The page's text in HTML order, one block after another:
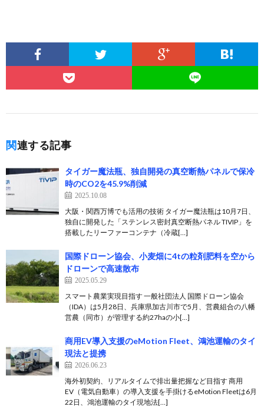
関連する記事
タイガー魔法瓶、独自開発の真空断熱パネルで保冷
時のCO2を45.9%削減
2025.10.08
大阪・関西万博でも活用の技術 タイガー魔法瓶は10月7日、
独自に開発した「ステンレス密封真空断熱パネル TIVIP」を
搭載したリーファーコンテナ（冷蔵[…]
国際ドローン協会、小麦畑に4tの粒剤肥料を空から
ドローンで高速散布
2025.05.29
スマート農業実現目指す 一般社団法人 国際ドローン協会
（IDA）は5月28日、兵庫県加古川市で5月、営農組合の八幡
営農（同市）が管理する約27haの小[…]
商用EV導入支援のeMotion Fleet、鴻池運輸のタイ
現法と提携
2026.06.23
海外初契約、リアルタイムで排出量把握など目指す 商用
EV（電気自動車）の導入支援を手掛けるeMotion Fleetは6月
22日、鴻池運輸のタイ現地法[…]